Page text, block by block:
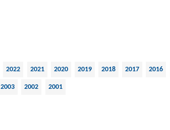
2022 2021 2020 2019 2018 2017 2016
2003 2002 2001